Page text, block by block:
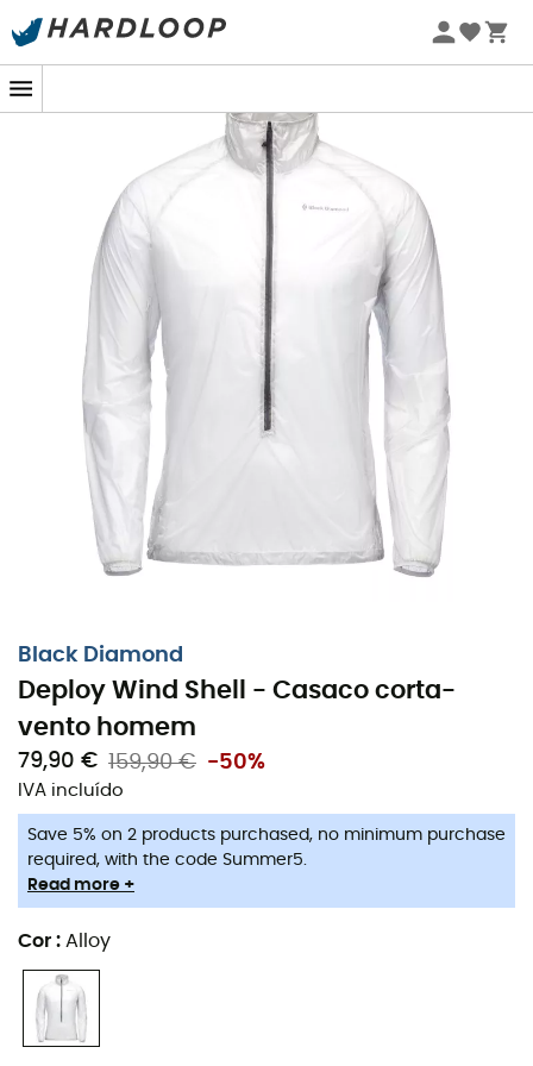
Promoções de verão 🔥 -5% EXTRA a partir de 2 produtos*
Black Diamond
Deploy Wind Shell - Casaco corta-
vento homem
79,90 € 159,90 € -50%
IVA incluído
Save 5% on 2 products purchased, no minimum purchase
required, with the code Summer5.
Read more +
Cor : Alloy
Roupa de proteção definitiva contra o vento, a
Wind Shell